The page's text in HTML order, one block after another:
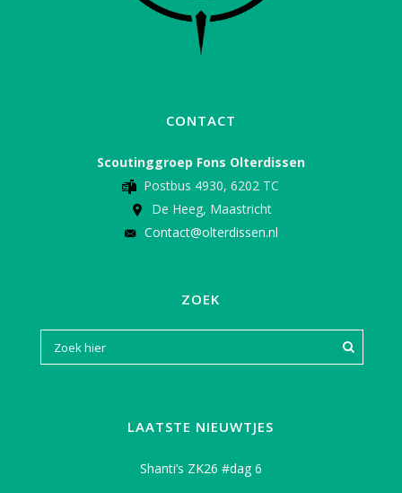
CONTACT
Scoutinggroep Fons Olterdissen
Postbus 4930, 6202 TC
De Heeg, Maastricht
Contact@olterdissen.nl
ZOEK
LAATSTE NIEUWTJES
Shanti’s ZK26 #dag 6